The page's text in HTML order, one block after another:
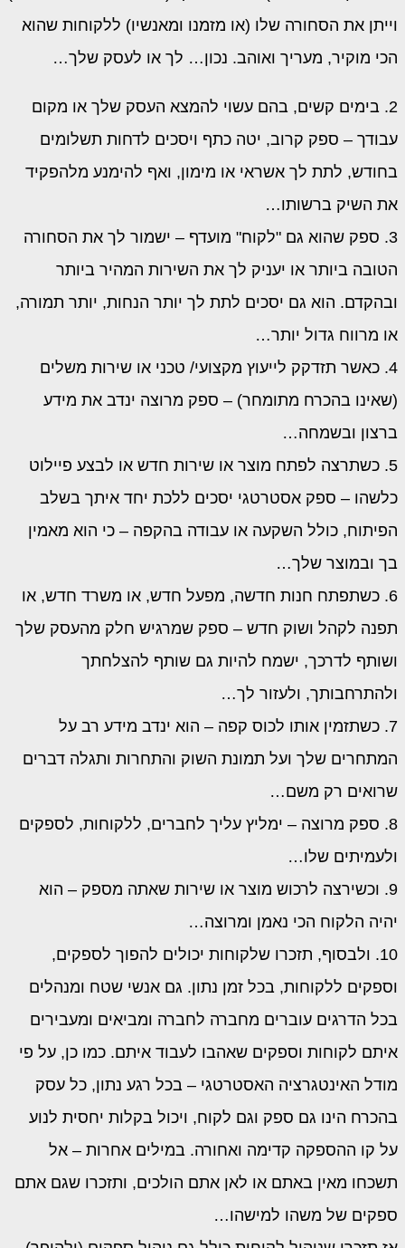
וייתן את הסחורה שלו (או מזמנו ומאנשיו) ללקוחות שהוא
הכי מוקיר, מעריך ואוהב. נכון… לך או לעסק שלך…
2. בימים קשים, בהם עשוי להמצא העסק שלך או מקום
עבודך – ספק קרוב, יטה כתף ויסכים לדחות תשלומים
בחודש, לתת לך אשראי או מימון, ואף להימנע מלהפקיד
את השיק ברשותו…
3. ספק שהוא גם "לקוח" מועדף – ישמור לך את הסחורה
הטובה ביותר או יעניק לך את השירות המהיר ביותר
ובהקדם. הוא גם יסכים לתת לך יותר הנחות, יותר תמורה,
או מרווח גדול יותר…
4. כאשר תזדקק לייעוץ מקצועי/ טכני או שירות משלים
(שאינו בהכרח מתומחר) – ספק מרוצה ינדב את מידע
ברצון ובשמחה…
5. כשתרצה לפתח מוצר או שירות חדש או לבצע פיילוט
כלשהו – ספק אסטרטגי יסכים ללכת יחד איתך בשלב
הפיתוח, כולל השקעה או עבודה בהקפה – כי הוא מאמין
בך ובמוצר שלך…
6. כשתפתח חנות חדשה, מפעל חדש, או משרד חדש, או
תפנה לקהל ושוק חדש – ספק שמרגיש חלק מהעסק שלך
ושותף לדרכך, ישמח להיות גם שותף להצלחתך
ולהתרחבותך, ולעזור לך…
7. כשתזמין אותו לכוס קפה – הוא ינדב מידע רב על
המתחרים שלך ועל תמונת השוק והתחרות ותגלה דברים
שרואים רק משם…
8. ספק מרוצה – ימליץ עליך לחברים, ללקוחות, לספקים
ולעמיתים שלו…
9. וכשירצה לרכוש מוצר או שירות שאתה מספק – הוא
יהיה הלקוח הכי נאמן ומרוצה…
10. ולבסוף, תזכרו שלקוחות יכולים להפוך לספקים,
וספקים ללקוחות, בכל זמן נתון. גם אנשי שטח ומנהלים
בכל הדרגים עוברים מחברה לחברה ומביאים ומעבירים
איתם לקוחות וספקים שאהבו לעבוד איתם. כמו כן, על פי
מודל האינטגרציה האסטרטגי – בכל רגע נתון, כל עסק
בהכרח הינו גם ספק וגם לקוח, ויכול בקלות יחסית לנוע
על קו ההספקה קדימה ואחורה. במילים אחרות – אל
תשכחו מאין באתם או לאן אתם הולכים, ותזכרו שגם אתם
ספקים של משהו למישהו…